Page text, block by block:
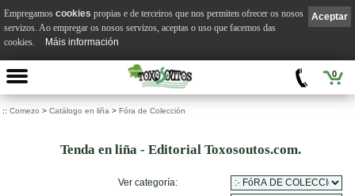
0
:: Comezo > Catálogo en liña > Fóra de Colección
Tenda en liña - Editorial Toxosoutos.com.
Ver categoría:
Aceptar
Empregamos cookies propias e de terceiros que nos permiten ofrecer os nosos
servizos. Ao empregar os nosos servizos, aceptas o uso que facemos das
cookies.
Máis información